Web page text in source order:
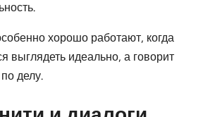
хорошо работают, когда
выглядеть идеально, а говорит
делу.